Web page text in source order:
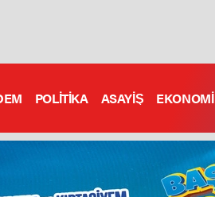
POLİTİKA ASAYİŞ EKONOMİ